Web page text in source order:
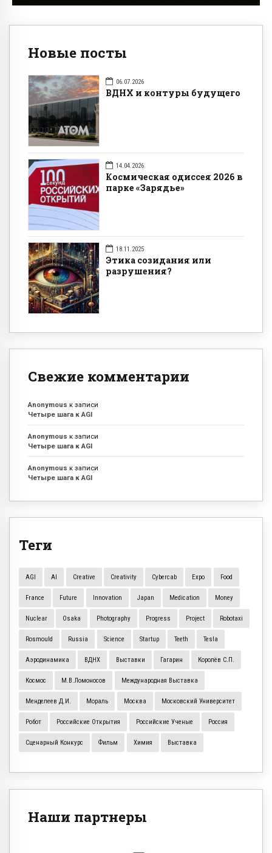
Новые посты
06.07.2026
ВДНХ и контуры будущего
14.04.2026
Космическая одиссея 2026 в
парке «Зарядье»
18.11.2025
Этика созидания или
разрушения?
Свежие комментарии
Anonymous к записи
Четыре шага к AGI
Anonymous к записи
Четыре шага к AGI
Anonymous к записи
Четыре шага к AGI
Теги
AGI AI Creative Creativity Cybercab Expo Food
France Future Innovation Japan Medication Money
Nuclear Osaka Photography Progress Project Robotaxi
Rosmould Russia Science Startup Teeth Tesla
Аэродинамика ВДНХ Выставки Гагарин Королёв С.П.
Космос М.В.Ломоносов Международная Выставка
Менделеев Д.И. Мораль Москва Московский Университет
Робот Российские Открытия Российские Ученые Россия
Сценарный Конкурс Фильм Химия Выставка
Наши партнеры